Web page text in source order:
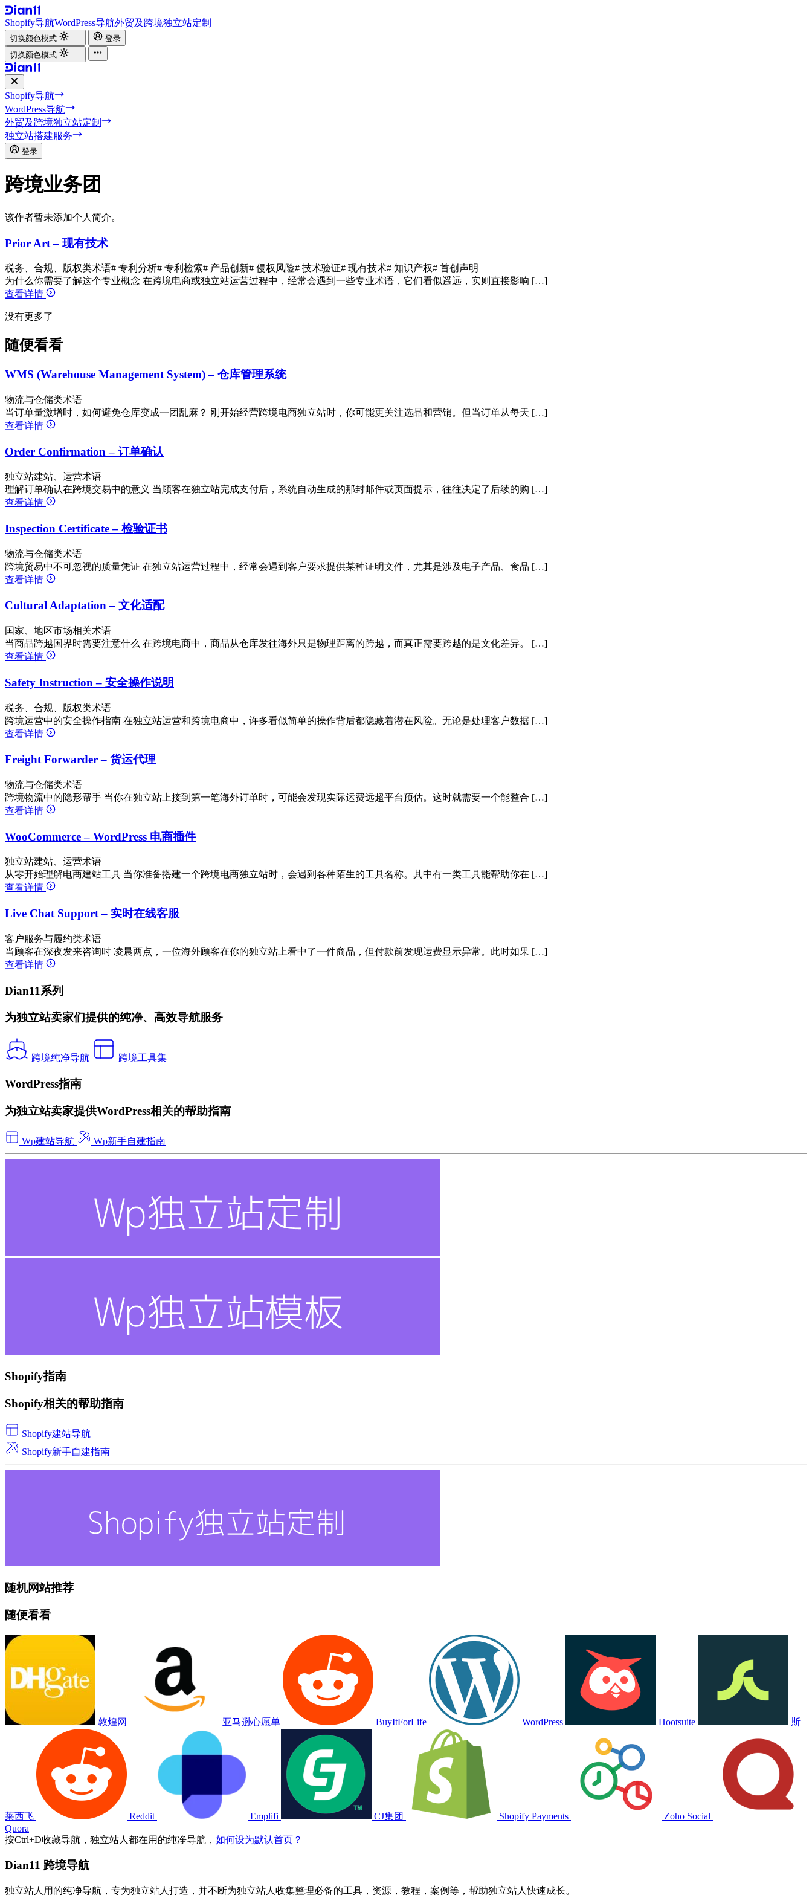
Shopify导航WordPress导航外贸及跨境独立站定制
切换颜色模式
登录
切换颜色模式
Shopify导航
WordPress导航
外贸及跨境独立站定制
独立站搭建服务
登录
跨境业务团
该作者暂未添加个人简介。
Prior Art – 现有技术
税务、合规、版权类术语# 专利分析# 专利检索# 产品创新# 侵权风险# 技术验证# 现有技术# 知识产权# 首创声明
为什么你需要了解这个专业概念 在跨境电商或独立站运营过程中，经常会遇到一些专业术语，它们看似遥远，实则直接影响 […]
查看详情
没有更多了
随便看看
WMS (Warehouse Management System) – 仓库管理系统
物流与仓储类术语
当订单量激增时，如何避免仓库变成一团乱麻？ 刚开始经营跨境电商独立站时，你可能更关注选品和营销。但当订单从每天 […]
查看详情
Order Confirmation – 订单确认
独立站建站、运营术语
理解订单确认在跨境交易中的意义 当顾客在独立站完成支付后，系统自动生成的那封邮件或页面提示，往往决定了后续的购 […]
查看详情
Inspection Certificate – 检验证书
物流与仓储类术语
跨境贸易中不可忽视的质量凭证 在独立站运营过程中，经常会遇到客户要求提供某种证明文件，尤其是涉及电子产品、食品 […]
查看详情
Cultural Adaptation – 文化适配
国家、地区市场相关术语
当商品跨越国界时需要注意什么 在跨境电商中，商品从仓库发往海外只是物理距离的跨越，而真正需要跨越的是文化差异。 […]
查看详情
Safety Instruction – 安全操作说明
税务、合规、版权类术语
跨境运营中的安全操作指南 在独立站运营和跨境电商中，许多看似简单的操作背后都隐藏着潜在风险。无论是处理客户数据 […]
查看详情
Freight Forwarder – 货运代理
物流与仓储类术语
跨境物流中的隐形帮手 当你在独立站上接到第一笔海外订单时，可能会发现实际运费远超平台预估。这时就需要一个能整合 […]
查看详情
WooCommerce – WordPress 电商插件
独立站建站、运营术语
从零开始理解电商建站工具 当你准备搭建一个跨境电商独立站时，会遇到各种陌生的工具名称。其中有一类工具能帮助你在 […]
查看详情
Live Chat Support – 实时在线客服
客户服务与履约类术语
当顾客在深夜发来咨询时 凌晨两点，一位海外顾客在你的独立站上看中了一件商品，但付款前发现运费显示异常。此时如果 […]
查看详情
Dian11系列
为独立站卖家们提供的纯净、高效导航服务
跨境纯净导航 跨境工具集
WordPress指南
为独立站卖家提供WordPress相关的帮助指南
Wp建站导航 Wp新手自建指南
Shopify指南
Shopify相关的帮助指南
Shopify建站导航
Shopify新手自建指南
随机网站推荐
随便看看
敦煌网 亚马逊心愿单 BuyItForLife WordPress Hootsuite 斯
莱西飞 Reddit Emplifi CJ集团 Shopify Payments
Zoho Social
Quora
按Ctrl+D收藏导航，独立站人都在用的纯净导航， 如何设为默认首页？
Dian11 跨境导航
独立站人用的纯净导航，专为独立站人打造，并不断为独立站人收集整理必备的工具，资源，教程，案例等，帮助独立站人快速成长。